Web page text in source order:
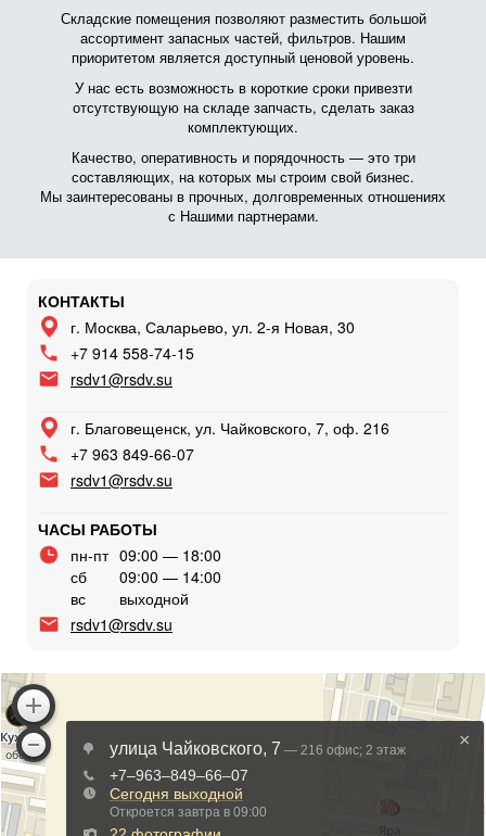
Складские помещения позволяют разместить большой
ассортимент запасных частей, фильтров. Нашим
приоритетом является доступный ценовой уровень.
У нас есть возможность в короткие сроки привезти
отсутствующую на складе запчасть, сделать заказ
комплектующих.
Качество, оперативность и порядочность — это три
составляющих, на которых мы строим свой бизнес.
Мы заинтересованы в прочных, долговременных отношениях
с Нашими партнерами.
КОНТАКТЫ
г. Москва, Саларьево, ул. 2-я Новая, 30
+7 914 558-74-15
rsdv1@rsdv.su
г. Благовещенск, ул. Чайковского, 7, оф. 216
+7 963 849-66-07
rsdv1@rsdv.su
ЧАСЫ РАБОТЫ
пн-пт 09:00 — 18:00
сб
09:00 — 14:00
вс
выходной
rsdv1@rsdv.su